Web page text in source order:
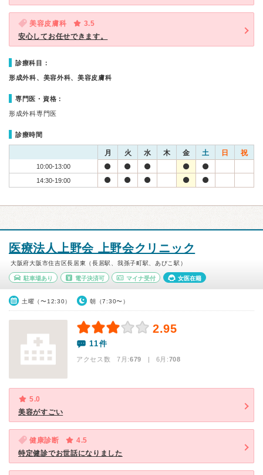
美容皮膚科
3.5
安心してお任せできます。
診療科目：
形成外科、美容外科、美容皮膚科
専門医・資格：
形成外科専門医
診療時間
月 火 水 木 金 土 日 祝
10:00-13:00
14:30-19:00
医療法人上野会 上野会クリニック
大阪府大阪市住吉区長居東（長居駅、我孫子町駅、あびこ駅）
駐車場あり 電子決済可 マイナ受付 女医在籍
土曜（〜12:30） 朝（7:30〜）
2.95
11件
アクセス数 7月:679 | 6月:708
5.0
美容がすごい
健康診断
4.5
特定健診でお世話になりました